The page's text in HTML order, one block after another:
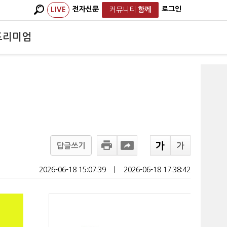
LIVE 전자신문 커뮤니티 함께 로그인
리미엄
답글쓰기
2026-06-18 15:07:39 2026-06-18 17:38:42